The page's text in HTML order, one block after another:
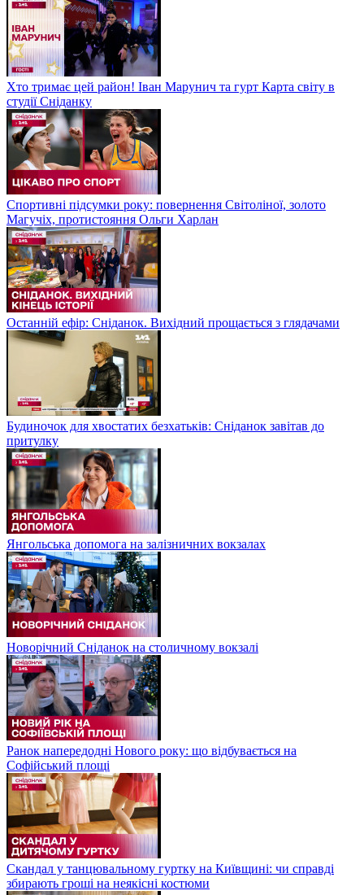
Хто тримає цей район! Іван Марунич та гурт Карта світу в
студії Сніданку
Спортивні підсумки року: повернення Світоліної, золото
Магучіх, протистояння Ольги Харлан
Останній ефір: Сніданок. Вихідний прощається з глядачами
Будиночок для хвостатих безхатьків: Сніданок завітав до
притулку
Янгольська допомога на залізничних вокзалах
Новорічний Сніданок на столичному вокзалі
Ранок напередодні Нового року: що відбувається на
Софійський площі
Скандал у танцювальному гуртку на Київщині: чи справді
збирають гроші на неякісні костюми